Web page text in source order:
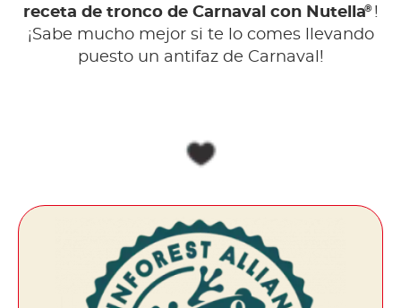
receta de tronco de Carnaval con Nutella® !
¡Sabe mucho mejor si te lo comes llevando
puesto un antifaz de Carnaval!